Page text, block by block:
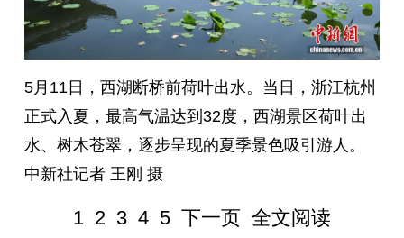
5月11日，西湖断桥前荷叶出水。当日，浙江杭州
正式入夏，最高气温达到32度，西湖景区荷叶出
水、树木苍翠，逐步呈现的夏季景色吸引游人。
中新社记者 王刚 摄
1 2 3 4 5 下一页 全文阅读